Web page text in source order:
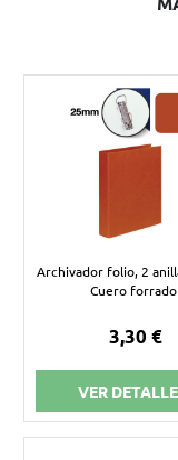
Archivador folio, 2
Cuero forrado
3,30 €
VER